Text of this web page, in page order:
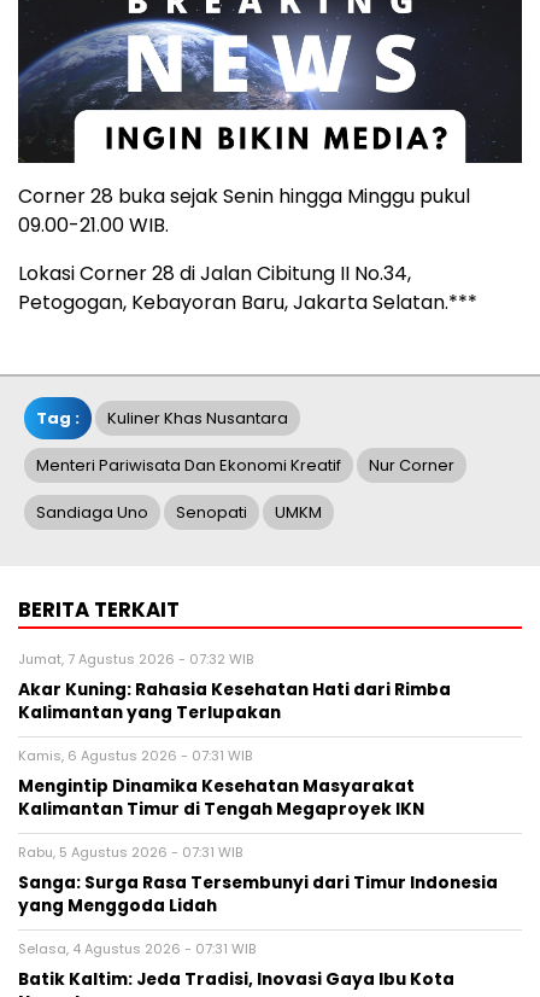
Corner 28 buka sejak Senin hingga Minggu pukul
09.00-21.00 WIB.
Lokasi Corner 28 di Jalan Cibitung II No.34,
Petogogan, Kebayoran Baru, Jakarta Selatan.***
Tag : Kuliner Khas Nusantara
Menteri Pariwisata Dan Ekonomi Kreatif Nur Corner
Sandiaga Uno Senopati UMKM
BERITA TERKAIT
Jumat, 7 Agustus 2026 - 07:32 WIB
Akar Kuning: Rahasia Kesehatan Hati dari Rimba
Kalimantan yang Terlupakan
Kamis, 6 Agustus 2026 - 07:31 WIB
Mengintip Dinamika Kesehatan Masyarakat
Kalimantan Timur di Tengah Megaproyek IKN
Rabu, 5 Agustus 2026 - 07:31 WIB
Sanga: Surga Rasa Tersembunyi dari Timur Indonesia
yang Menggoda Lidah
Selasa, 4 Agustus 2026 - 07:31 WIB
Batik Kaltim: Jeda Tradisi, Inovasi Gaya Ibu Kota